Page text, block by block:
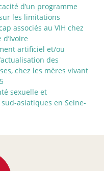
d’un programme
les limitations
associés au VIH chez
artificiel et/ou
des
chez les mères vivant
sexuelle et
asiatiques en Seine-